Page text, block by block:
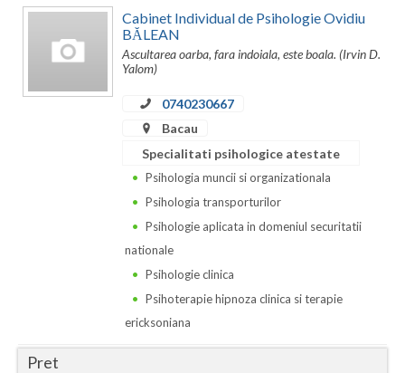
Buzau
Galati
Cabinet Individual de Psihologie Ovidiu
BĂLEAN
Ascultarea oarba, fara indoiala, este boala. (Irvin D.
Yalom)
0740230667
Bacau
Specialitati psihologice atestate
Psihologia muncii si organizationala
Psihologia transporturilor
Psihologie aplicata in domeniul securitatii
nationale
Psihologie clinica
Psihoterapie hipnoza clinica si terapie
ericksoniana
Pret